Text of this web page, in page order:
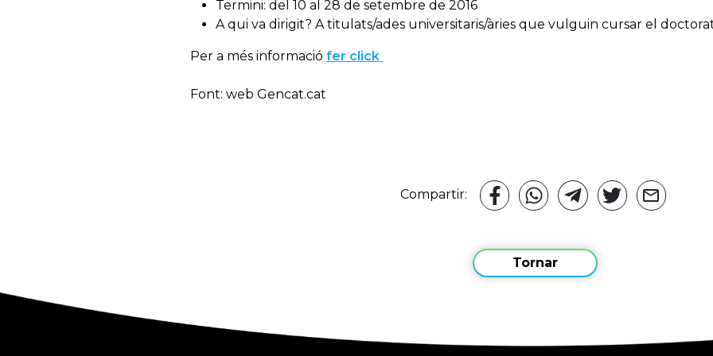
Termini: del 10 al 28 de setembre de 2016
A qui va dirigit? A titulats/ades universitaris/àries que vulguin cursar el
Per a més informació fer click
Font: web Gencat.cat
Compartir:
Tornar